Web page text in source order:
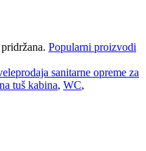
Popularni proizvodi
sanitarne opreme za
tuš kabina, WC,